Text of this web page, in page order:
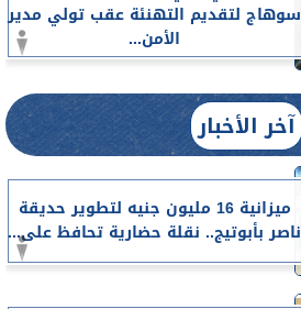
سوهاج لتقديم التهنئة عقب تولي مدير
الأمن...
آخر الأخبار
ميزانية 16 مليون جنيه لتطوير حديقة
ناصر بأبوتيج.. نقلة حضارية تحافظ على...